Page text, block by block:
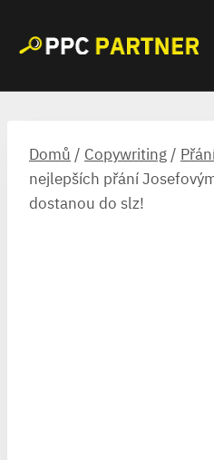
Domů / Copywriting /
nejlepších přání
dostanou do slz!